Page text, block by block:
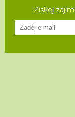
Ziskej